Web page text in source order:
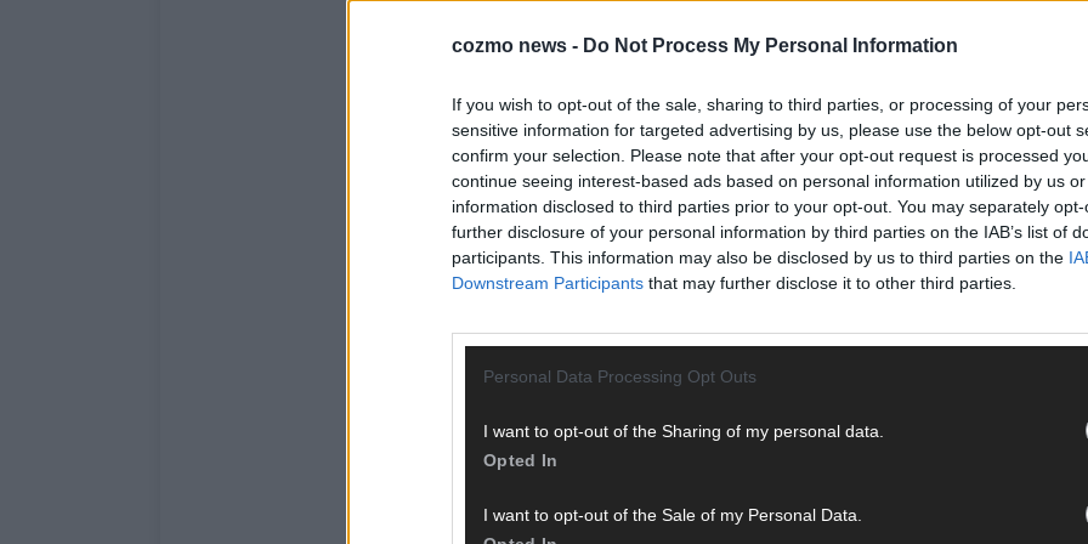
cozmo news - Do Not Process My Personal Information
If you wish to opt-out of the sale, sharing to third parties, or processing of your
sensitive information for targeted advertising by us, please use the below opt-out
confirm your selection. Please note that after your opt-out request is processed
continue seeing interest-based ads based on personal information utilized by us
information disclosed to third parties prior to your opt-out. You may separately
further disclosure of your personal information by third parties on the IAB’s list of
participants. This information may also be disclosed by us to third parties on the
Downstream Participants that may further disclose it to other third parties.
Personal Data Processing Opt Outs
I want to opt-out of the Sharing of my personal data.
Opted In
I want to opt-out of the Sale of my Personal Data.